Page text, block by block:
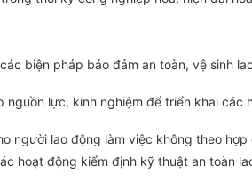
biện pháp bảo đảm an toàn, vệ sinh
lực, kinh nghiệm để triển khai
người lao động làm việc không theo hợp
c hoạt động kiểm định kỹ thuật an toàn